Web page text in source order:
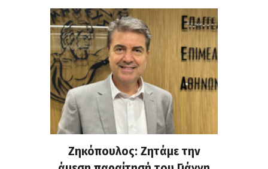
Ζηκόπουλος: Ζητάμε την